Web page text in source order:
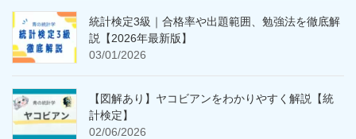
統計検定3級｜合格率や出題範囲、勉強法を徹底解
説【2026年最新版】
03/01/2026
【図解あり】ヤコビアンをわかりやすく解説【統
計検定】
02/06/2026